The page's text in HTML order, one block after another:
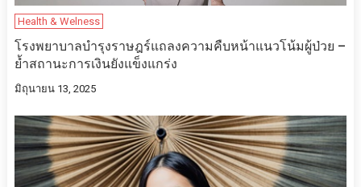
Health & Welness
โรงพยาบาลบำรุงราษฎร์แถลงความคืบหน้าแนวโน้มผู้ป่วย –
ย้ำสถานะการเงินยังแข็งแกร่ง
มิถุนายน 13, 2025